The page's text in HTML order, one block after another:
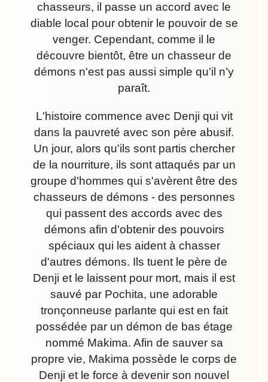
chasseurs, il passe un accord avec le
diable local pour obtenir le pouvoir de se
venger. Cependant, comme il le
découvre bientôt, être un chasseur de
démons n'est pas aussi simple qu'il n’y
paraît.
L'histoire commence avec Denji qui vit
dans la pauvreté avec son père abusif.
Un jour, alors qu'ils sont partis chercher
de la nourriture, ils sont attaqués par un
groupe d'hommes qui s'avèrent être des
chasseurs de démons - des personnes
qui passent des accords avec des
démons afin d'obtenir des pouvoirs
spéciaux qui les aident à chasser
d'autres démons. Ils tuent le père de
Denji et le laissent pour mort, mais il est
sauvé par Pochita, une adorable
tronçonneuse parlante qui est en fait
possédée par un démon de bas étage
nommé Makima. Afin de sauver sa
propre vie, Makima possède le corps de
Denji et le force à devenir son nouvel